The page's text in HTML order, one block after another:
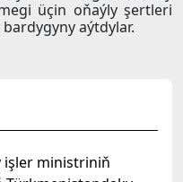
üçin oňaýly şertleri
aýtdylar.
işler ministriniň